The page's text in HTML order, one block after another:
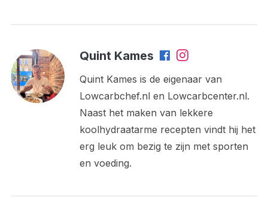
Quint Kames
Quint Kames is de eigenaar van
Lowcarbchef.nl en Lowcarbcenter.nl.
Naast het maken van lekkere
koolhydraatarme recepten vindt hij het
erg leuk om bezig te zijn met sporten
en voeding.